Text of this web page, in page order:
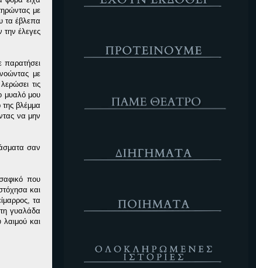
με
τα έβλεπα
την έλεγες
παρατήσει
με
τις
μυαλό μου
βλέμμα
να μην
σαν
που
και
τα
γυαλάδα
και